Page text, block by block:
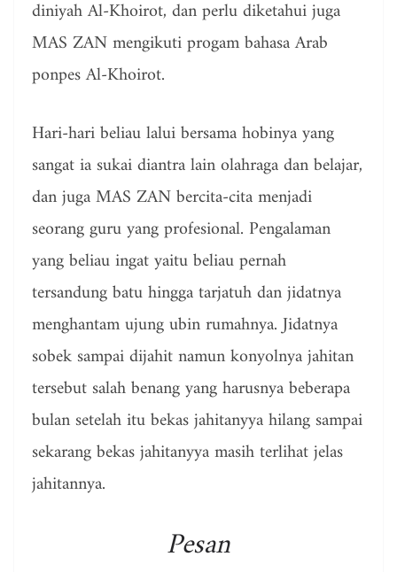
diniyah Al-Khoirot, dan perlu diketahui juga
MAS ZAN mengikuti progam bahasa Arab
ponpes Al-Khoirot.
Hari-hari beliau lalui bersama hobinya yang
sangat ia sukai diantra lain olahraga dan belajar,
dan juga MAS ZAN bercita-cita menjadi
seorang guru yang profesional. Pengalaman
yang beliau ingat yaitu beliau pernah
tersandung batu hingga tarjatuh dan jidatnya
menghantam ujung ubin rumahnya. Jidatnya
sobek sampai dijahit namun konyolnya jahitan
tersebut salah benang yang harusnya beberapa
bulan setelah itu bekas jahitanyya hilang sampai
sekarang bekas jahitanyya masih terlihat jelas
jahitannya.
Pesan